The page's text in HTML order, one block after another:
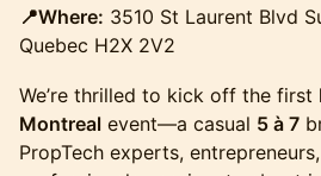
📍Where: 3510 St Laurent Blvd
Quebec H2X 2V2
We’re thrilled to kick off the first
Montreal event—a casual 5 à 7
PropTech experts,